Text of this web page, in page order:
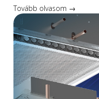
Tovább olvasom →